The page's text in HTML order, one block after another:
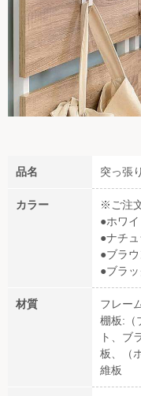
品名 突っ張
カラー
※ご注
●ホワ
●ナチ
●ブラ
●ブラ
材質
フレー
棚板:（
ト、ブ
板、（
維板